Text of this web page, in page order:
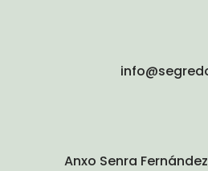
Anxo Senra